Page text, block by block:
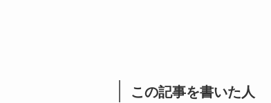
この記事を書いた人